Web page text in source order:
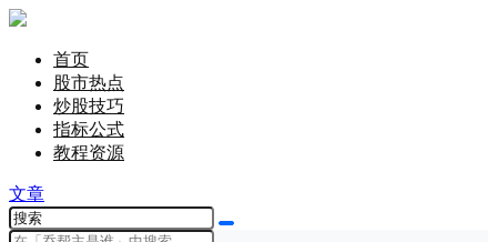
首页
股市热点
炒股技巧
指标公式
教程资源
文章